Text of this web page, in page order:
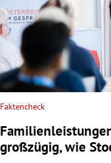
Untermenü
Untermenü
Untermenü
Untermenü
Untermenü
Faktencheck
großzügig, wie